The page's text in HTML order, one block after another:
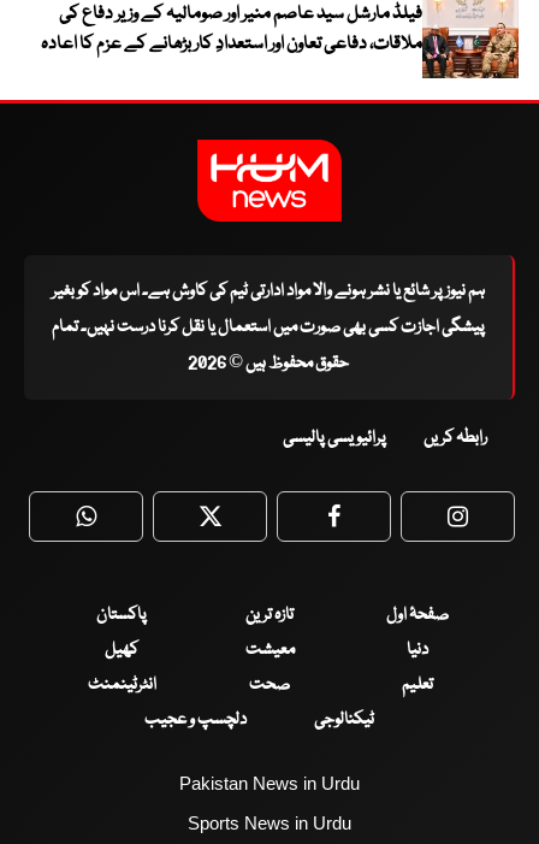
فیلڈ مارشل سید عاصم منیر اور صومالیہ کے وزیر دفاع کی
ملاقات، دفاعی تعاون اور استعدادِ کار بڑھانے کے عزم کا اعادہ
ہم نیوز پر شائع یا نشر ہونے والا مواد ادارتی ٹیم کی کاوش ہے۔ اس مواد کو بغیر
پیشگی اجازت کسی بھی صورت میں استعمال یا نقل کرنا درست نہیں۔ تمام
حقوق محفوظ ہیں © 2026
رابطہ کریں پرائیویسی پالیسی
WhatsApp Twitter Facebook
صفحۂ اول تازہ ترین
پاکستان
دنیا
معیشت
کھیل
تعلیم
صحت
انٹرٹینمنٹ
ٹیکنالوجی
دلچسپ و عجیب
Pakistan News in Urdu
Sports News in Urdu